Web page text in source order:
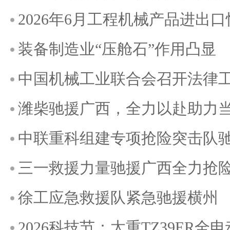
2026年6月工程机械产品进出
装备制造业“压舱石”作用凸显
中国机械工业联合会召开法律
潍柴驰援广西，全力以赴助力
中联重科组建专项抢险突击队
三一救援力量驰援广西全力抢
徐工应急救援队紧急驰援横州